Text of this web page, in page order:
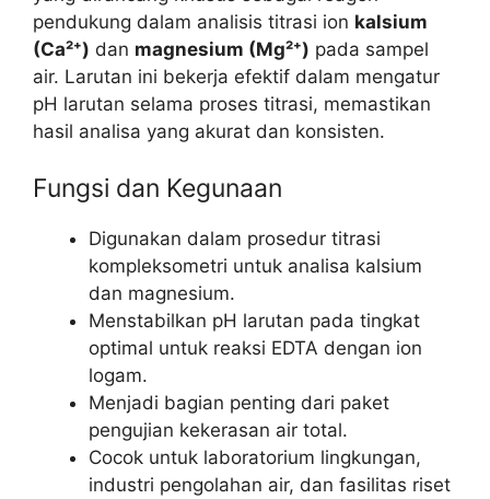
pendukung dalam analisis titrasi ion kalsium
(Ca²⁺) dan magnesium (Mg²⁺) pada sampel
air. Larutan ini bekerja efektif dalam mengatur
pH larutan selama proses titrasi, memastikan
hasil analisa yang akurat dan konsisten.
Fungsi dan Kegunaan
Digunakan dalam prosedur titrasi
kompleksometri untuk analisa kalsium
dan magnesium.
Menstabilkan pH larutan pada tingkat
optimal untuk reaksi EDTA dengan ion
logam.
Menjadi bagian penting dari paket
pengujian kekerasan air total.
Cocok untuk laboratorium lingkungan,
industri pengolahan air, dan fasilitas riset